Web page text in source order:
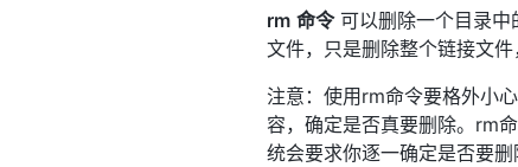
rm 命令可以删除一个目录中
文件，只是删除整个链接文件
注意：使用rm命令要格外小
容，确定是否真要删除。rm
统会要求你逐一确定是否要